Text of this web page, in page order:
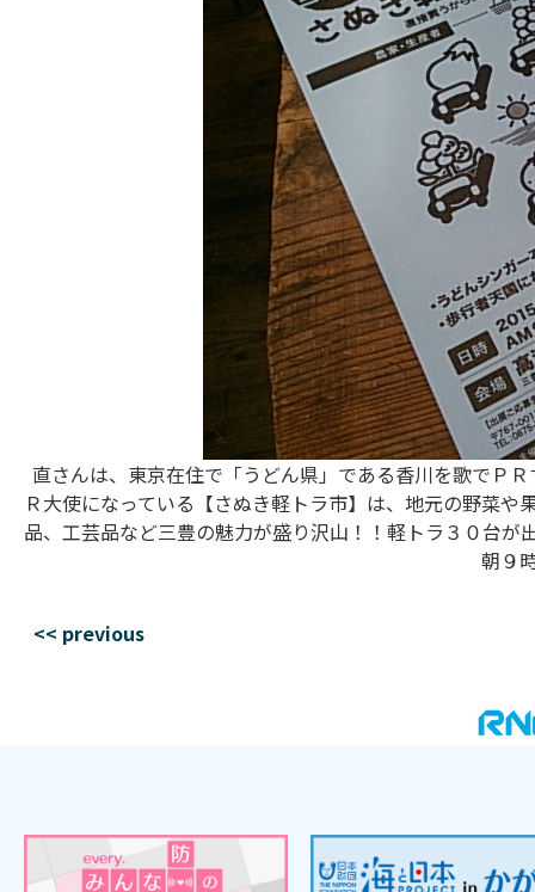
直さんは、東京在住で「うどん県」である香川を歌でＰ
Ｒ大使になっている【さぬき軽トラ市】は、地元の野菜
品、工芸品など三豊の魅力が盛り沢山！！軽トラ３０台
朝９
<< previous